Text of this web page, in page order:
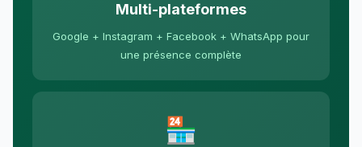
Multi-plateformes
Google + Instagram + Facebook + WhatsApp pour
une présence complète
🏪